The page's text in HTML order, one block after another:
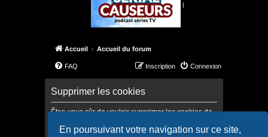
En poursuivant votre navigation sur ce site,
|
Accueil Accueil du forum
FAQ Connexion
Inscription
Supprimer les cookies
Êtes-vous sûr de vouloir supprimer les cookies de